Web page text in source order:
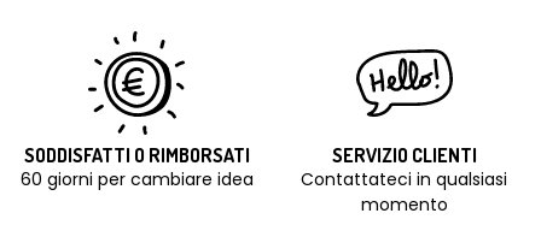
SODDISFATTI O RIMBORSATI
60 giorni per cambiare idea
SERVIZIO CLIENTI
Contattateci in qualsiasi
momento